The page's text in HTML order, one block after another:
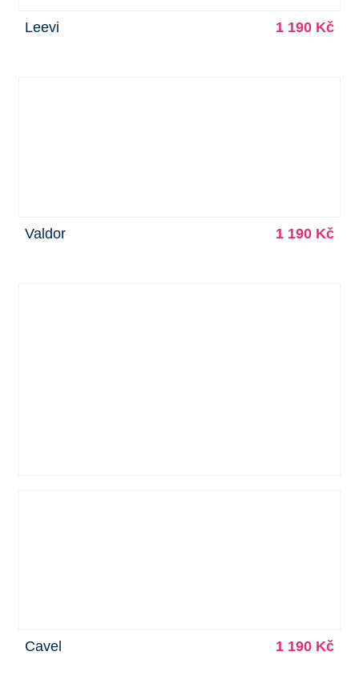
Leevi 1 190 Kč
Valdor 1 190 Kč
Cavel 1 190 Kč